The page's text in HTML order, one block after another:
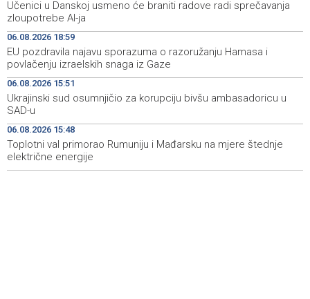
18:19
Barcelona se uključila u utrku za Rodrija nakon zastoja u
pregovorima s Real Madridom
18:14
Turistička zajednica Travnik unaprijedila infrastrukturu i
informativne sadržaje u središtu grada
18:14
Crishock: OHR spreman na dijalog sa svim političkim
akterima u BiH
18:01
Soreca: Zahtjev za pristupanje SEPA-i važan korak BiH
na putu ka EU
Učenici u Danskoj usmeno će braniti radove radi sprečavanja
zloupotrebe AI-ja
06.08.2026 18:59
EU pozdravila najavu sporazuma o razoružanju Hamasa i
povlačenju izraelskih snaga iz Gaze
06.08.2026 15:51
Ukrajinski sud osumnjičio za korupciju bivšu ambasadoricu u
SAD-u
06.08.2026 15:48
Toplotni val primorao Rumuniju i Mađarsku na mjere štednje
električne energije